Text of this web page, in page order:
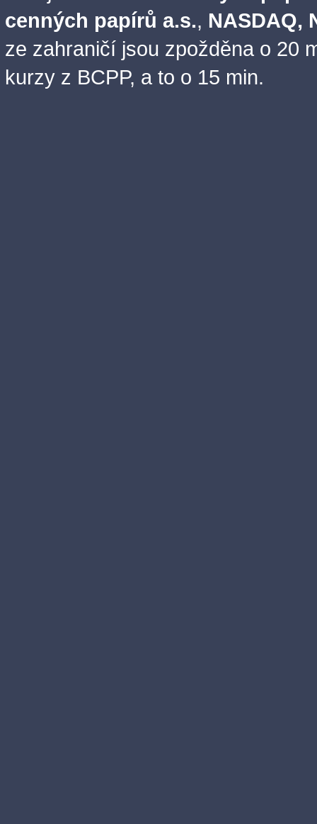
cenných papírů a.s., NASDAQ,
ze zahraničí jsou zpožděna o 20
kurzy z BCPP, a to o 15 min.